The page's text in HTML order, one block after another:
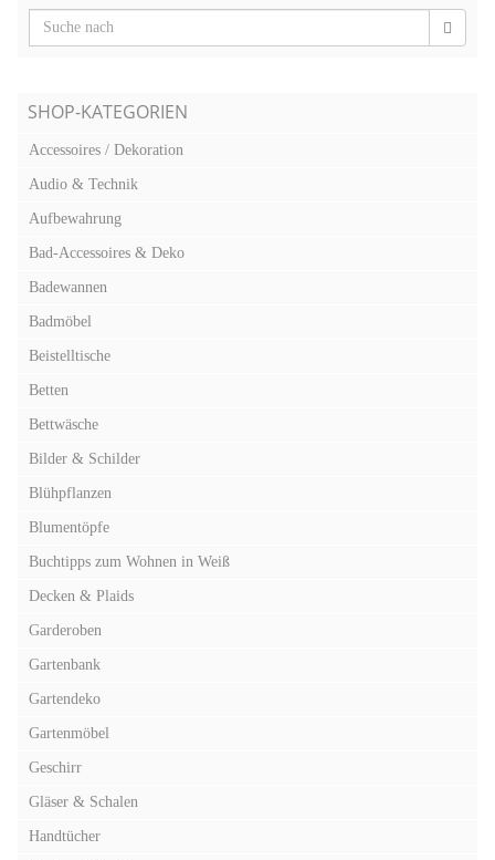
SHOP-KATEGORIEN
Accessoires / Dekoration
Audio & Technik
Aufbewahrung
Bad-Accessoires & Deko
Badewannen
Badmöbel
Beistelltische
Betten
Bettwäsche
Bilder & Schilder
Blühpflanzen
Blumentöpfe
Buchtipps zum Wohnen in Weiß
Decken & Plaids
Garderoben
Gartenbank
Gartendeko
Gartenmöbel
Geschirr
Gläser & Schalen
Handtücher